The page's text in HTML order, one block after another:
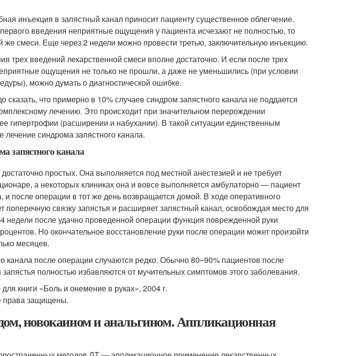
инъекция в запястный канал приносит пациенту существенное облегчение.
введения неприятные ощущения у пациента исчезают не полностью, то
же смеси. Еще через 2 недели можно провести третью, заключительную инъекцию.
трех введений лекарственной смеси вполне достаточно. И если после трех
ощущения не только не прошли, а даже не уменьшились (при условии
можно думать о диагностической ошибке.
сказать, что примерно в 10% случаев синдром запястного канала не поддается
лечению. Это происходит при значительном перерождении
гипертрофии (расширении и набухании). В такой ситуации единственным
лечение синдрома запястного канала.
запястного канала
простых. Она выполняется под местной анестезией и не требует
а некоторых клиниках она и вовсе выполняется амбулаторно — пациент
и после операции в тот же день возвращается домой. В ходе оперативного
поперечную связку запястья и расширяет запястный канал, освобождая место для
недели после удачно проведенной операции функция поврежденной руки
Но окончательное восстановление руки после операции может произойти
месяцев.
канала после операции случаются редко. Обычно 80–90% пациентов после
полностью избавляются от мучительных симптомов этого заболевания.
книги «Боль и онемение в руках», 2004 г.
права защищены.
новокаином и анальгином. Аппликационная